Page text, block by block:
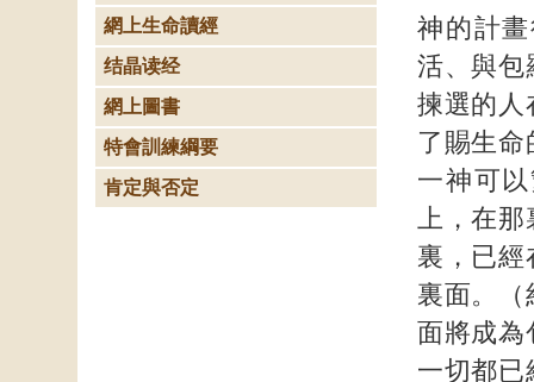
神的計
活、與包
揀選的人
了賜生
一神可
上，在那
裏，已經
裏面。（
面將成為
一切都已
網上生命讀經
结晶读经
網上圖書
特會訓練綱要
肯定與否定